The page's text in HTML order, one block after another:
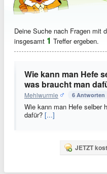
Deine Suche nach Fragen mit
insgesamt 1 Treffer ergeben.
Wie kann man Hefe
was braucht man
Mehlwurmle 6 Antworten
Wie kann man Hefe selber
dafür? [...]
JETZT